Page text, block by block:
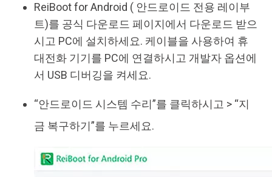
ReiBoot for Android ( 안드로이드 전용 레이부
트)를 공식 다운로드 페이지에서 다운로드 받으
시고 PC에 설치하세요. 케이블을 사용하여 휴
대전화 기기를 PC에 연결하시고 개발자 옵션에
서 USB 디버깅을 켜세요.
“안드로이드 시스템 수리”를 클릭하시고 > “지
금 복구하기”를 누르세요.